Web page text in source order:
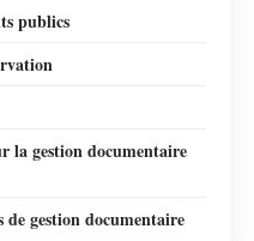
publics
la gestion documentaire
gestion documentaire